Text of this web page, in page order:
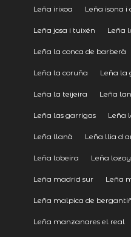
Leña irixoa Leña isona i
Leña josa i tuixén Leña
Leña la conca de barberà
Leña la coruña Leña la
Leña la teijeira Leña
Leña las garrigas Leña
Leña llanà Leña llia d
Leña lobeira Leña
Leña madrid sur Leña
Leña malpica de
Leña manzanares el real